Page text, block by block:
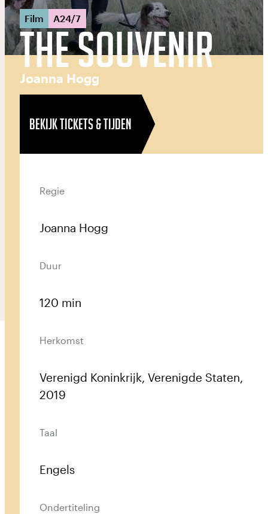
The Souvenir
Joanna Hogg
Film A24/7
BEKIJK TICKETS & TIJDEN
Regie
Joanna Hogg
Duur
120 min
Herkomst
Verenigd Koninkrijk, Verenigde Staten,
2019
Taal
Engels
Ondertiteling